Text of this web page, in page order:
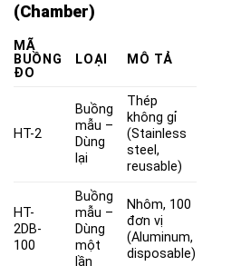
(Chamber)
MÃ
BUỒNG
ĐO
LOẠI MÔ TẢ
HT-2
Buồng
mẫu –
Dùng
lại
Thép
không gỉ
(Stainless
steel,
reusable)
HT-
2DB-
100
Buồng
mẫu –
Dùng
một
lần
Nhôm, 100
đơn vị
(Aluminum,
disposable)